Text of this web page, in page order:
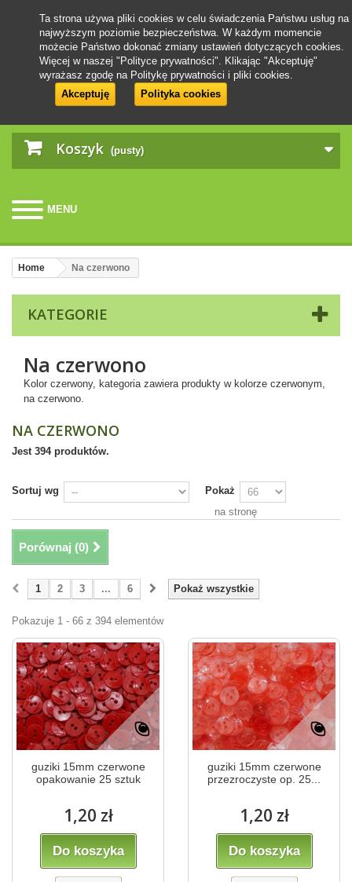
Koszyk (pusty)
MENU
Ta strona używa pliki cookies w celu świadczenia Państwu usług na
najwyższym poziomie bezpieczeństwa. W każdym momencie
możecie Państwo dokonać zmiany ustawień dotyczących cookies.
Więcej w naszej "Polityce prywatności". Klikając "Akceptuję"
wyrażasz zgodę na Politykę prywatności i pliki cookies.
Akceptuję
Polityka cookies
Home Na czerwono
KATEGORIE
Na czerwono
Kolor czerwony, kategoria zawiera produkty w kolorze czerwonym,
na czerwono.
NA CZERWONO
Jest 394 produktów.
Sortuj wg
Pokaż
na stronę
Porównaj (0)
Pokaż wszystkie
1 2 3 ... 6
Pokazuje 1 - 66 z 394 elementów
guziki 15mm czerwone
opakowanie 25 sztuk
1,20 zł
Do koszyka
guziki 15mm czerwone
przezroczyste op. 25...
1,20 zł
Do koszyka